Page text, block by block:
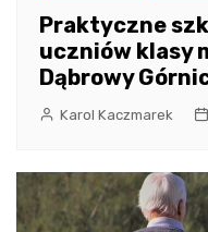
Praktyczne
uczniów klasy
Dąbrowy
Karol Kaczmarek